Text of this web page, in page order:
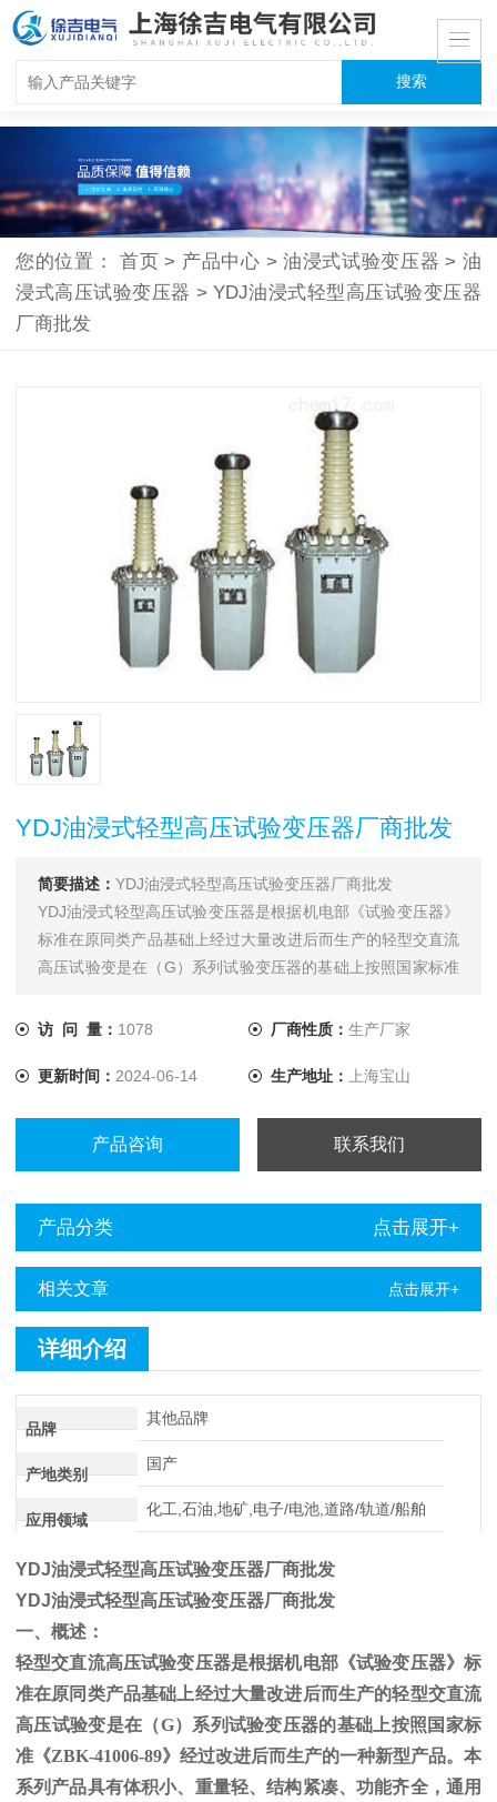
您的位置： 首页 > 产品中心 > 油浸式试验变压器 > 油
浸式高压试验变压器 > YDJ油浸式轻型高压试验变压器
厂商批发
YDJ油浸式轻型高压试验变压器厂商批发
简要描述： YDJ油浸式轻型高压试验变压器厂商批发
YDJ油浸式轻型高压试验变压器是根据机电部《试验变压器》
标准在原同类产品基础上经过大量改进后而生产的轻型交直流
高压试验变是在（G）系列试验变压器的基础上按照国家标准
访 问 量： 1078 厂商性质： 生产厂家
更新时间： 2024-06-14 生产地址： 上海宝山
产品咨询 联系我们
产品分类 点击展开+
相关文章 点击展开+
详细介绍
品牌
其他品牌
产地类别
国产
应用领域
化工,石油,地矿,电子/电池,道路/轨道/船舶
YDJ油浸式轻型高压试验变压器厂商批发
YDJ油浸式轻型高压试验变压器厂商批发
一、概述：
轻型交直流高压试验变压器是根据机电部《试验变压器》标
准在原同类产品基础上经过大量改进后而生产的轻型交直流
高压试验变是在（G）系列试验变压器的基础上按照国家标
准《ZBK-41006-89》经过改进后而生产的一种新型产品。本
系列产品具有体积小、重量轻、结构紧凑、功能齐全，通用